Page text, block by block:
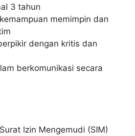
3 tahun
memimpin dan
dengan kritis dan
berkomunikasi secara
Izin Mengemudi (SIM)